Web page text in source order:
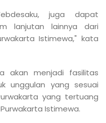
juga dapat
lanjutan lainnya dari
Istimewa," kata
akan menjadi fasilitas
unggulan yang sesuai
yang tertuang
Istimewa.